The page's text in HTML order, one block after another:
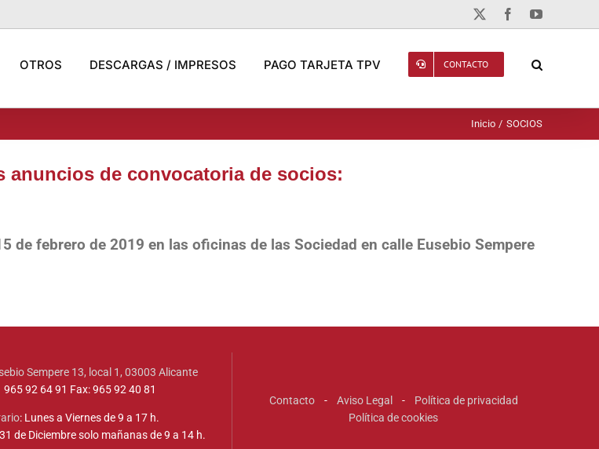
FacebookYouTube
OTROS DESCARGAS / IMPRESOS PAGO TARJETA TPV CONTACTO
Inicio SOCIOS
anuncios de convocatoria de socios:
de febrero de 2019 en las oficinas de las Sociedad en calle Eusebio Sempere
Sempere 13, local 1, 03003 Alicante
965 92 64 91 Fax: 965 92 40 81
: Lunes a Viernes de 9 a 17 h.
de Diciembre solo mañanas de 9 a 14 h.
Contacto- Aviso Legal - Política de privacidad
Política de cookies